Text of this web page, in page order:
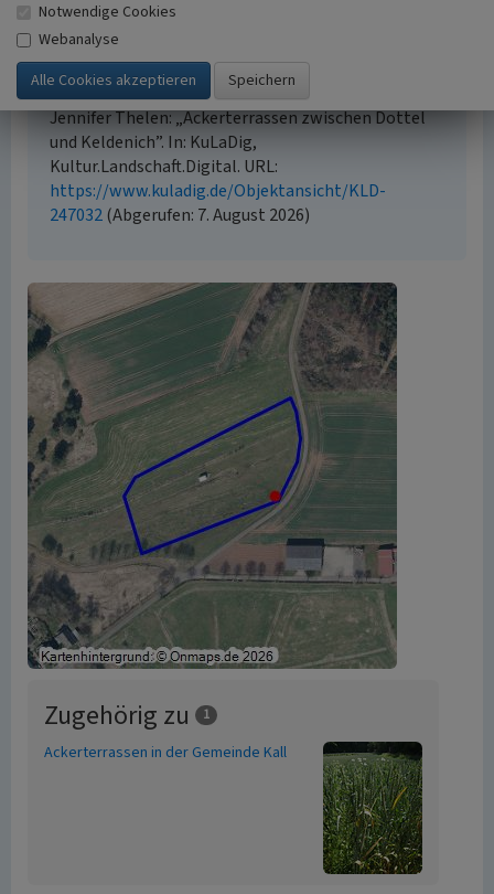
Bearbeitung). Die angezeigten Medien unterliegen
möglicherweise zusätzlichen urheberrechtlichen
Bedingungen, die an diesen ausgewiesen sind.
Empfohlene Zitierweise
Jennifer Thelen: „Ackerterrassen zwischen Dottel
und Keldenich”. In: KuLaDig,
Kultur.Landschaft.Digital. URL:
https://www.kuladig.de/Objektansicht/KLD-
247032(Abgerufen: 7. August 2026)
Zugehörig zu 1
Ackerterrassen in der Gemeinde Kall
Notwendige Cookies
Webanalyse